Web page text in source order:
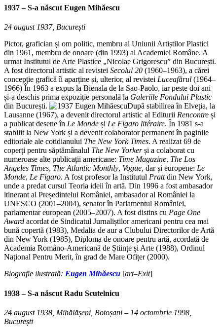
1937 – S-a născut Eugen Mihăescu
24 august 1937, București
Pictor, grafician și om politic, membru al Uniunii Artiștilor Plastici
din 1961, membru de onoare (din 1993) al Academiei Române. A
urmat Institutul de Arte Plastice „Nicolae Grigorescu” din București.
A fost directorul artistic al revistei Secolul 20 (1960–1963), a cărei
concepție grafică îi aparține și, ulterior, al revistei Luceafărul (1964–
1966) În 1963 a expus la Bienala de la Sao-Paolo, iar peste doi ani
și-a deschis prima expoziție personală la Galeriile Fondului Plastic
din București.
După stabilirea în Elveția, la
Lausanne (1967), a devenit directorul artistic al Editurii Rencontre și
a publicat desene în Le Monde și Le Figaro litéraire. În 1981 s-a
stabilit la New York și a devenit colaborator permanent în paginile
editoriale ale cotidianului The New York Times. A realizat 69 de
coperți pentru săptămânalul The New Yorkerși a colaborat cu
numeroase alte publicații americane: Time Magazine, The Los
Angeles Times, The Atlantic Monthly, Vogue, dar și europene: Le
Monde, Le Figaro. A fost profesor la Institutul Prattdin New York,
unde a predat cursul Teoria ideii în artă. Din 1996 a fost ambasador
itinerant al Președintelui României, ambasador al României la
UNESCO (2001–2004), senator în Parlamentul României,
parlamentar european (2005–2007). A fost distins cu Page One
Award acordat de Sindicatul Jurnaliștilor americani pentru cea mai
bună copertă (1983), Medalia de aur a Clubului Directorilor de Artă
din New York (1985), Diploma de onoare pentru artă, acordată de
Academia Româno-Americană de Științe și Arte (1988), Ordinul
Național Pentru Merit, în grad de Mare Ofițer (2000).
Biografie ilustrată: Eugen Mihăescu [art–Exit]
1938 – S-a născut Radu Scutelnicu
24 august 1938, Mihălășeni, Botoșani – 14 octombrie 1998,
București